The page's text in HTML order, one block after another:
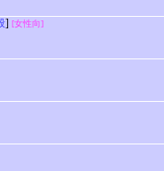
] [女性向]